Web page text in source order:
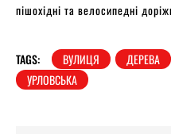
пішохідні та велосипедні
TAGS: ВУЛИЦЯ ДЕРЕВА
УРЛОВСЬКА